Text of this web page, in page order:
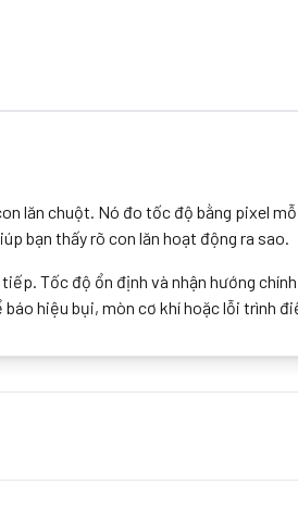
lăn chuột. Nó đo tốc độ bằng pixel
bạn thấy rõ con lăn hoạt động ra sao.
Tốc độ ổn định và nhận hướng
hiệu bụi, mòn cơ khí hoặc lỗi trình